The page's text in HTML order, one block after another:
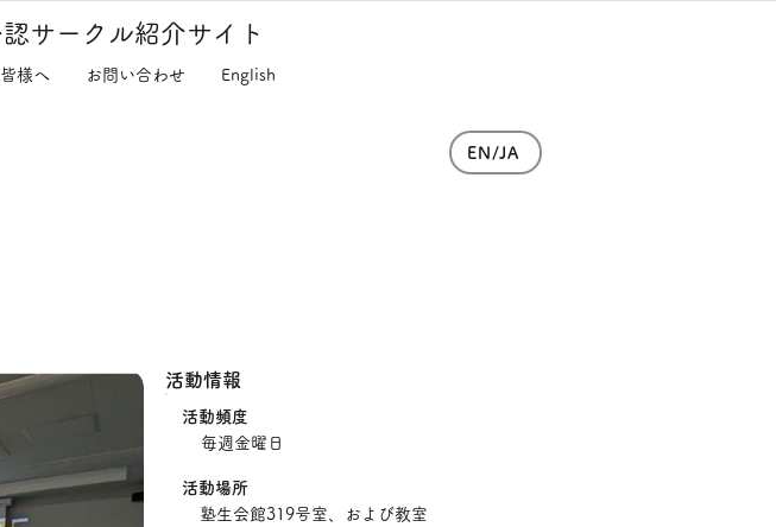
サークル紹介サイト
様へ お問い合わせ English
EN/JA
活動情報
​活動頻度
毎週金曜日
​活動場所
塾生会館319号室、および教室